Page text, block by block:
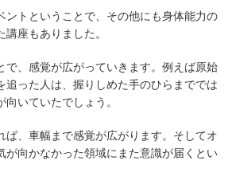
トということで、その他にも身体能力の
座もありました。
、感覚が広がっていきます。例えば原始
追った人は、握りしめた手のひらまででは
いていたでしょう。
、車幅まで感覚が広がります。そしてオ
が向かなかった領域にまた意識が届くとい